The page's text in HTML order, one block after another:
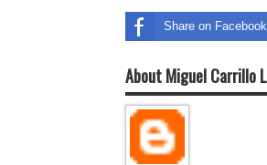
Share on Facebook
About Miguel Carrillo